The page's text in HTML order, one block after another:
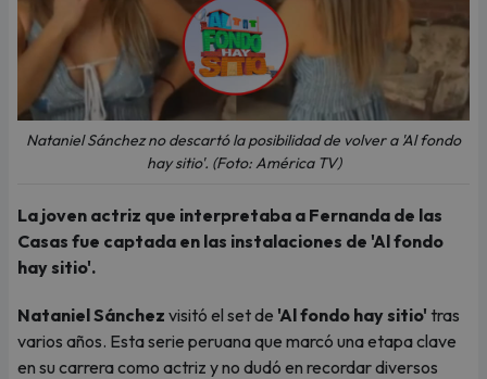
Nataniel Sánchez no descartó la posibilidad de volver a 'Al fondo
hay sitio'. (Foto: América TV)
La joven actriz que interpretaba a Fernanda de las
Casas fue captada en las instalaciones de 'Al fondo
hay sitio'.
Nataniel Sánchez visitó el set de 'Al fondo hay sitio' tras
varios años. Esta serie peruana que marcó una etapa clave
en su carrera como actriz y no dudó en recordar diversos